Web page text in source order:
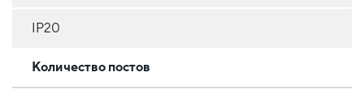
IP20
Количество постов